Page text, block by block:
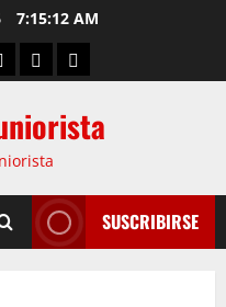
7:15:13 AM
SUSCRIBIRSE